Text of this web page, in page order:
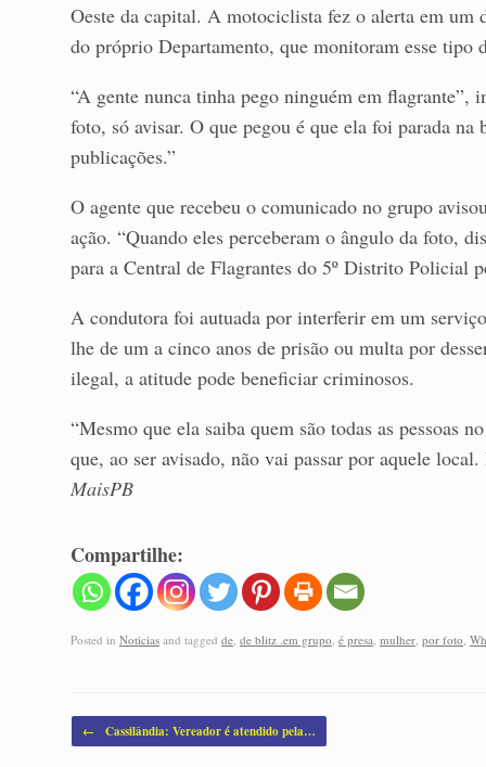
Oeste da capital. A motociclista fez o alerta em um
do próprio Departamento, que monitoram esse tipo
“A gente nunca tinha pego ninguém em flagrante”,
foto, só avisar. O que pegou é que ela foi parada
publicações.”
O agente que recebeu o comunicado no grupo
ação. “Quando eles perceberam o ângulo da foto,
para a Central de Flagrantes do 5º Distrito Policial
A condutora foi autuada por interferir em um
lhe de um a cinco anos de prisão ou multa por
ilegal, a atitude pode beneficiar criminosos.
“Mesmo que ela saiba quem são todas as pessoas
que, ao ser avisado, não vai passar por aquele
MaisPB
Compartilhe:
Posted in Noticias and tagged de de blitz .em grupo é presa mulher por foto
Post navigation
← Cassilândia: Vereador é atendido pela…